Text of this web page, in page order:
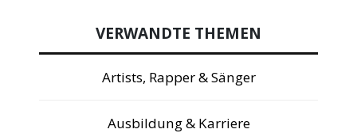
VERWANDTE THEMEN
Artists, Rapper & Sänger
Ausbildung & Karriere